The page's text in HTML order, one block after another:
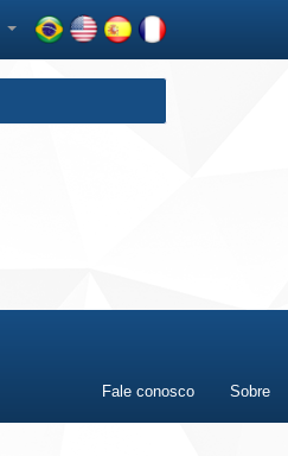
Fale conosco Sobre